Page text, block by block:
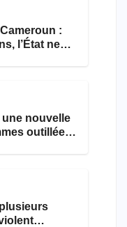
:
l’État ne
une nouvelle
outillées